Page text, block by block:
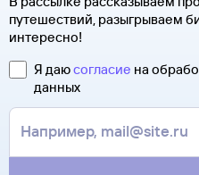
путешествий, разыгрываем
интересно!
Я даюсогласие на
данных